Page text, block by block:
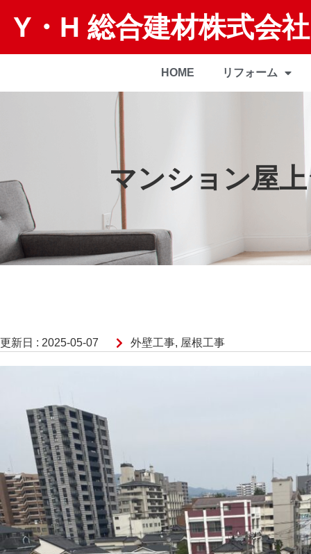
Y・H 総合建材株式会社
HOME リフォーム
マンション屋
更新日 : 2025-05-07 外壁工事, 屋根工事